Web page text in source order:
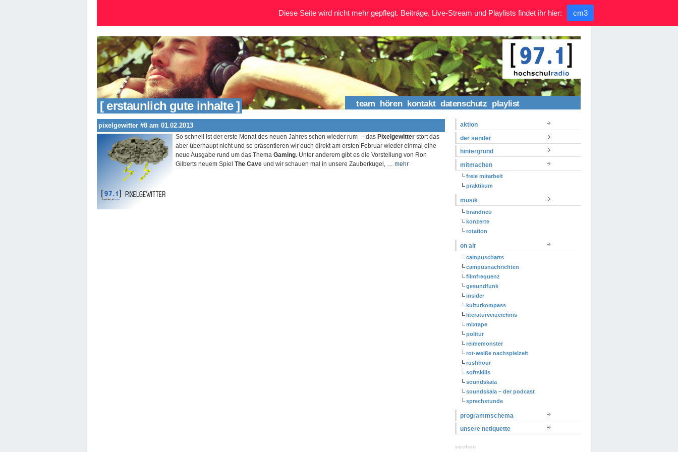
[ erstaunlich gute inhalte ] team hören kontakt datenschutz playlist
pixelgewitter #8 am 01.02.2013
So schnell ist der erste Monat des neuen Jahres schon wieder rum – das Pixelgewitter stört das
aber überhaupt nicht und so präsentieren wir euch direkt am ersten Februar wieder einmal eine
neue Ausgabe rund um das Thema Gaming . Unter anderem gibt es die Vorstellung von Ron
Gilberts neuem Spiel The Cave und wir schauen mal in unsere Zauberkugel, … mehr
aktion
der sender
hintergrund
mitmachen
freie mitarbeit
praktikum
musik
brandneu
konzerte
rotation
on air
campuscharts
campusnachrichten
filmfrequenz
gesundfunk
insider
kulturkompass
literaturverzeichnis
mixtape
politur
reimemonster
rot-weiße nachspielzeit
rushhour
softskills
soundskala
soundskala – der podcast
sprechstunde
programmschema
unsere netiquette
suchen
Diese Seite wird nicht mehr gepflegt. Beiträge, Live-Stream und Playlists findet ihr hier: cm3